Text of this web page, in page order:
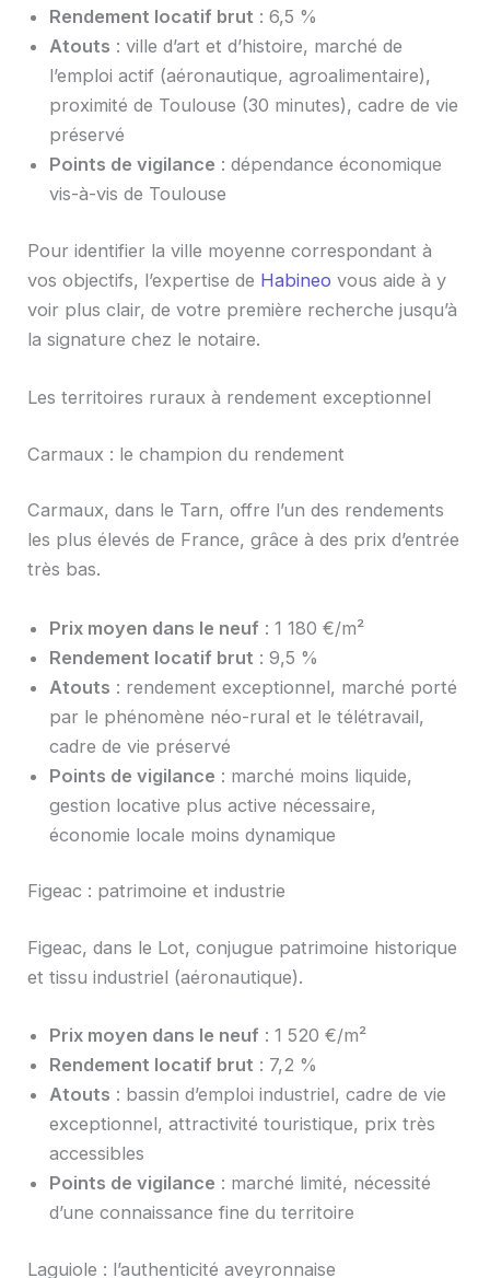
Rendement locatif brut : 6,5 %
Atouts : ville d’art et d’histoire, marché de
l’emploi actif (aéronautique, agroalimentaire),
proximité de Toulouse (30 minutes), cadre de vie
préservé
Points de vigilance : dépendance économique
vis-à-vis de Toulouse
Pour identifier la ville moyenne correspondant à
vos objectifs, l’expertise de Habineo vous aide à y
voir plus clair, de votre première recherche jusqu’à
la signature chez le notaire.
Les territoires ruraux à rendement exceptionnel
Carmaux : le champion du rendement
Carmaux, dans le Tarn, offre l’un des rendements
les plus élevés de France, grâce à des prix d’entrée
très bas.
Prix moyen dans le neuf : 1 180 €/m²
Rendement locatif brut : 9,5 %
Atouts : rendement exceptionnel, marché porté
par le phénomène néo-rural et le télétravail,
cadre de vie préservé
Points de vigilance : marché moins liquide,
gestion locative plus active nécessaire,
économie locale moins dynamique
Figeac : patrimoine et industrie
Figeac, dans le Lot, conjugue patrimoine historique
et tissu industriel (aéronautique).
Prix moyen dans le neuf : 1 520 €/m²
Rendement locatif brut : 7,2 %
Atouts : bassin d’emploi industriel, cadre de vie
exceptionnel, attractivité touristique, prix très
accessibles
Points de vigilance : marché limité, nécessité
d’une connaissance fine du territoire
Laguiole : l’authenticité aveyronnaise